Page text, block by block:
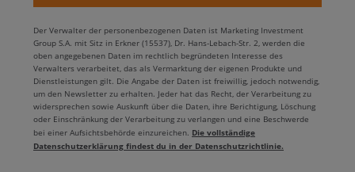
Tennessee. Ihre einfachen Schnitte sind in jeder Kombination zu finden
Erforschung des Weltraums beigetragen haben. Zeige, das auch du
Richtung Sterne blickst und dich von ihnen inspirieren lässt! Die
bequemenAlpha Kleidung- Marke Alpha Industries Sweatshirts oder
Hoodies erlauben es dir dich vollkommen wohl zu fühlen und dabei
garantieren sie dir noch einen galaktisch guten Look, den du lieben wirst.
Erklimme die Spitze des Streetwears und zeige der Welt, wie sehr du die
Retro Inspirationen in Neuauflage zu schätzen weißt - einfach perfekt für
einen Urban-Style Fan. Vielleicht präferierst du T-Shirts, statt Sweatshirts
Der Verwalter der personenbezogenen Daten ist Marketing Investment
Group S.A. mit Sitz in Erkner (15537), Dr. Hans-Lebach-Str. 2, werden die
oben angegebenen Daten im rechtlich begründeten Interesse des
Verwalters verarbeitet, das als Vermarktung der eigenen Produkte und
Dienstleistungen gilt. Die Angabe der Daten ist freiwillig, jedoch notwendig,
um den Newsletter zu erhalten. Jeder hat das Recht, der Verarbeitung zu
widersprechen sowie Auskunft über die Daten, ihre Berichtigung, Löschung
oder Einschränkung der Verarbeitung zu verlangen und eine Beschwerde
bei einer Aufsichtsbehörde einzureichen. Die vollständige
Datenschutzerklärung findest du in der Datenschutzrichtlinie.